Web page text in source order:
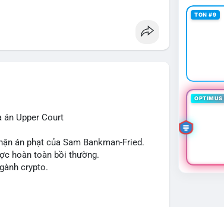
minh anh' và 'tô lâm' được nhắc đến
đăng trên Binance Square tập trung
vào Saudi Arabia và báo cáo về
nhấn mạnh sự động chảy của thị
tại rất tiêu cực do sợ hãi cao,
các nguồn tin uy tín.
án Upper Court
án phạt của Sam Bankman-Fried.
hoàn toàn bồi thường.
crypto.
TON #9
OPTIMUS